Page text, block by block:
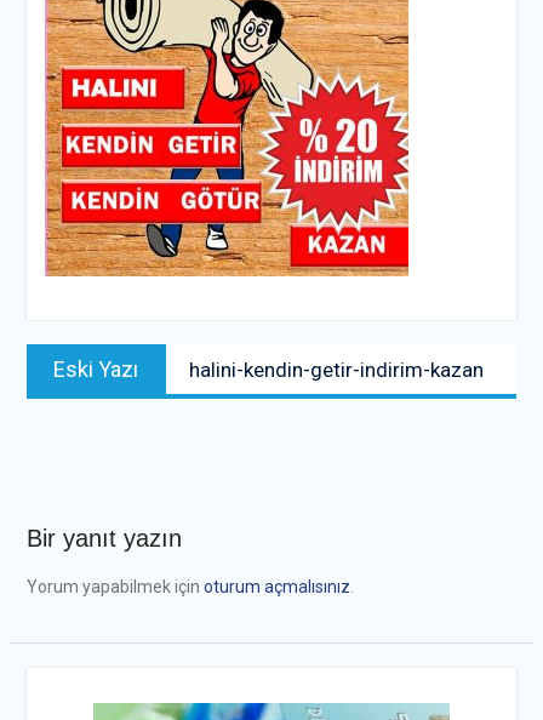
Yazı
gezinmesi
Eski Yazı
post:
halini-kendin-getir-indirim-kazan
Bir yanıt yazın
Yorum yapabilmek için oturum açmalısınız